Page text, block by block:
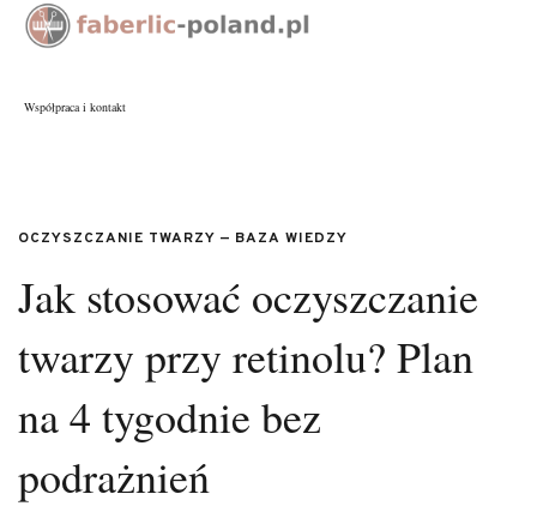
Współpraca i kontakt
OCZYSZCZANIE TWARZY — BAZA WIEDZY
Jak stosować oczyszczanie
twarzy przy retinolu? Plan
na 4 tygodnie bez
podrażnień